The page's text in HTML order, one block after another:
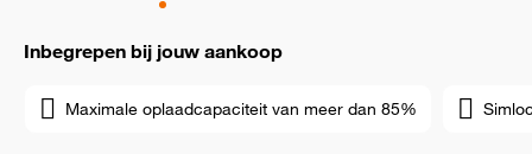
Inbegrepen bij jouw aankoop
Maximale oplaadcapaciteit van meer dan 85%